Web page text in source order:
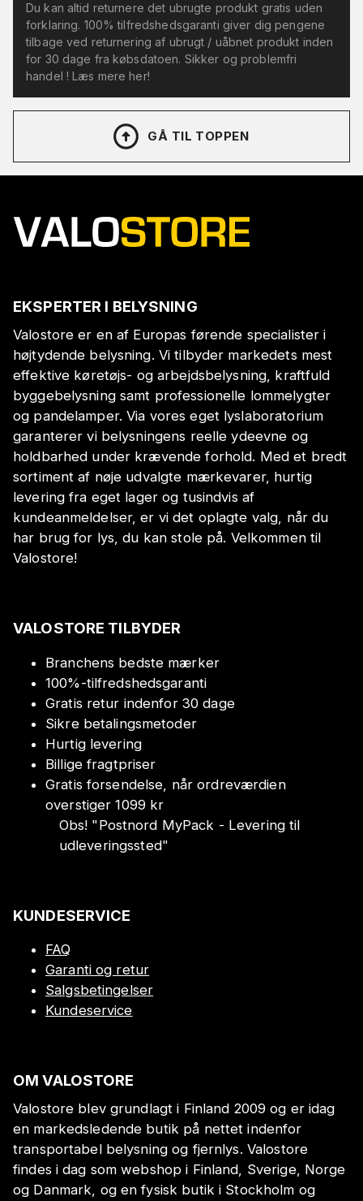
Du kan altid returnere det ubrugte produkt gratis uden
forklaring. 100% tilfredshedsgaranti giver dig pengene
tilbage ved returnering af ubrugt / uåbnet produkt inden
for 30 dage fra købsdatoen. Sikker og problemfri
handel ! Læs mere her!
GÅ TIL TOPPEN
EKSPERTER I BELYSNING
Valostore er en af Europas førende specialister i
højtydende belysning. Vi tilbyder markedets mest
effektive køretøjs- og arbejdsbelysning, kraftfuld
byggebelysning samt professionelle lommelygter
og pandelamper. Via vores eget lyslaboratorium
garanterer vi belysningens reelle ydeevne og
holdbarhed under krævende forhold. Med et bredt
sortiment af nøje udvalgte mærkevarer, hurtig
levering fra eget lager og tusindvis af
kundeanmeldelser, er vi det oplagte valg, når du
har brug for lys, du kan stole på. Velkommen til
Valostore!
VALOSTORE TILBYDER
Branchens bedste mærker
100%-tilfredshedsgaranti
Gratis retur indenfor 30 dage
Sikre betalingsmetoder
Hurtig levering
Billige fragtpriser
Gratis forsendelse, når ordreværdien
overstiger 1099 kr
Obs! "Postnord MyPack - Levering til
udleveringssted"
KUNDESERVICE
FAQ
Garanti og retur
Salgsbetingelser
Kundeservice
OM VALOSTORE
Valostore blev grundlagt i Finland 2009 og er idag
en markedsledende butik på nettet indenfor
transportabel belysning og fjernlys. Valostore
findes i dag som webshop i Finland, Sverige, Norge
og Danmark, og en fysisk butik i Stockholm og